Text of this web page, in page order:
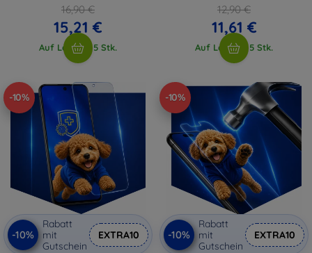
16,90 €
15,21 €
Auf Lager > 5 Stk.
12,90 €
11,61 €
Auf Lager > 5 Stk.
-10%
-10%
Rabatt
mit
Gutschein
EXTRA10
-10%
-10%
Rabatt
mit
Gutschein
EXTRA10